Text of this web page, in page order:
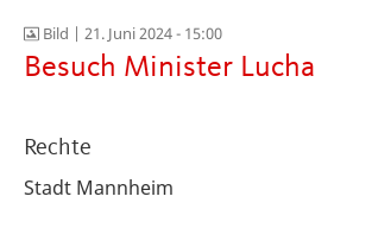
Bild | 21. Juni 2024 - 15:00
Besuch Minister Lucha
Rechte
Stadt Mannheim